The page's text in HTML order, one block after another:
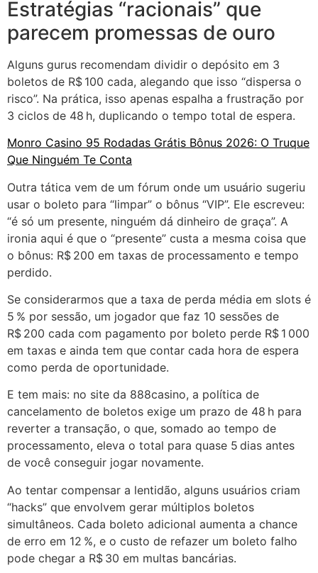
Estratégias “racionais” que
parecem promessas de ouro
Alguns gurus recomendam dividir o depósito em 3
boletos de R$ 100 cada, alegando que isso “dispersa o
risco”. Na prática, isso apenas espalha a frustração por
3 ciclos de 48 h, duplicando o tempo total de espera.
Monro Casino 95 Rodadas Grátis Bônus 2026: O Truque
Que Ninguém Te Conta
Outra tática vem de um fórum onde um usuário sugeriu
usar o boleto para “limpar” o bônus “VIP”. Ele escreveu:
“é só um presente, ninguém dá dinheiro de graça”. A
ironia aqui é que o “presente” custa a mesma coisa que
o bônus: R$ 200 em taxas de processamento e tempo
perdido.
Se considerarmos que a taxa de perda média em slots é
5 % por sessão, um jogador que faz 10 sessões de
R$ 200 cada com pagamento por boleto perde R$ 1 000
em taxas e ainda tem que contar cada hora de espera
como perda de oportunidade.
E tem mais: no site da 888casino, a política de
cancelamento de boletos exige um prazo de 48 h para
reverter a transação, o que, somado ao tempo de
processamento, eleva o total para quase 5 dias antes
de você conseguir jogar novamente.
Ao tentar compensar a lentidão, alguns usuários criam
“hacks” que envolvem gerar múltiplos boletos
simultâneos. Cada boleto adicional aumenta a chance
de erro em 12 %, e o custo de refazer um boleto falho
pode chegar a R$ 30 em multas bancárias.